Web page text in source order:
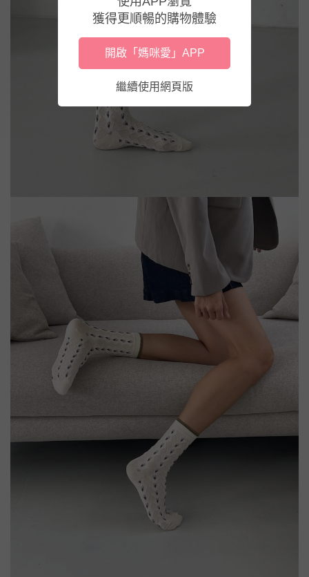
獲得更順暢的購物體驗
開啟「媽咪愛」APP
繼續使用網頁版